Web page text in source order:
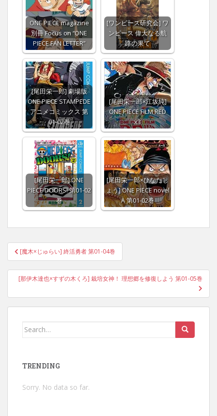
ONE PIECE magazine
別冊 Focus on “ONE
PIECE FAN LETTER”
[ワンピース研究会] ワ
ンピース 偉大なる航
路の果て
[尾田栄一郎] 劇場版
ONE PIECE STAMPEDE
アニメコミックス 第
01-02巻
[尾田栄一郎×江坂純]
ONE PIECE FILM RED
x3
[尾田栄一郎] ONE
PIECE DOORS! 第01-02
巻
[尾田栄一郎×ひなたし
ょう] ONE PIECE novel
A 第01-02巻
Post
navigation
[魔木×じゅらい] 終活勇者 第01-04巻
[那伊木達也×すずの木くろ] 栽培女神！ 理想郷を修復しよう 第01-05巻
Search
TRENDING
Sorry. No data so far.